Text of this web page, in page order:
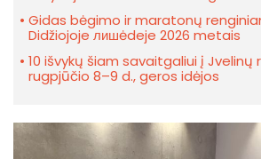
Gidas bėgimo ir maratonų
Didžiojoje лишėdeje 2026 metais
10 išvykų šiam savaitgaliui į Jvelinų
rugpjūčio 8–9 d., geros idėjos